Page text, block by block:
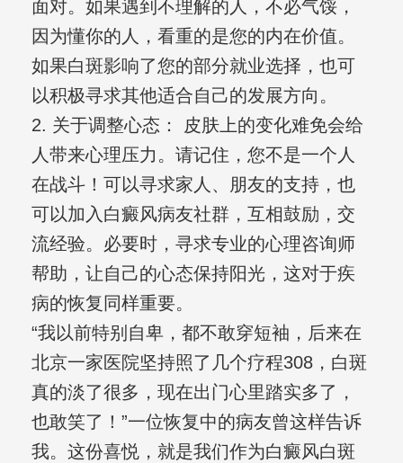
面对。如果遇到不理解的人，不必气馁，
因为懂你的人，看重的是您的内在价值。
如果白斑影响了您的部分就业选择，也可
以积极寻求其他适合自己的发展方向。
2. 关于调整心态： 皮肤上的变化难免会给
人带来心理压力。请记住，您不是一个人
在战斗！可以寻求家人、朋友的支持，也
可以加入白癜风病友社群，互相鼓励，交
流经验。必要时，寻求专业的心理咨询师
帮助，让自己的心态保持阳光，这对于疾
病的恢复同样重要。
“我以前特别自卑，都不敢穿短袖，后来在
北京一家医院坚持照了几个疗程308，白斑
真的淡了很多，现在出门心里踏实多了，
也敢笑了！”一位恢复中的病友曾这样告诉
我。这份喜悦，就是我们作为白癜风白斑